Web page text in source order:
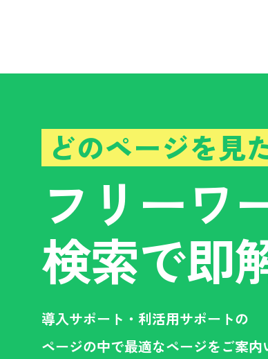
どのページを見
フリーワ
検索で即
導入サポート・利活用サポートの
ページの中で最適なページをご案内